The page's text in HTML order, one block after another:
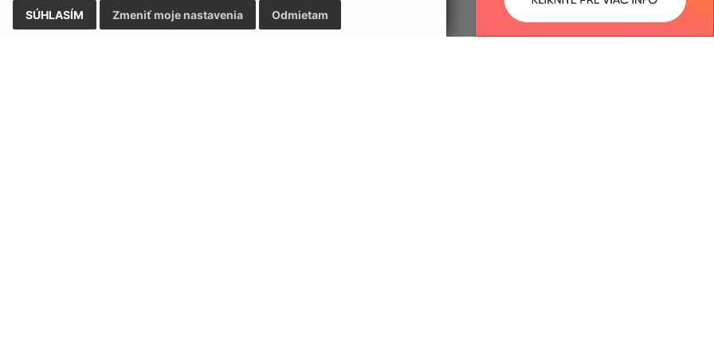
SÚHLASÍM Odmietam
Zmeniť moje nastavenia
Google reCaptcha Response